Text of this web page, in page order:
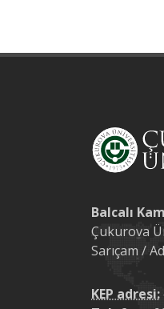
Balcalı
Çukurova
Sarıçam /
KEP adresi: